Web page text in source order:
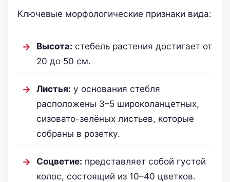
Ключевые морфологические признаки вида:
Высота: стебель растения достигает от
20 до 50 см.
Листья: у основания стебля
расположены 3–5 широколанцетных,
сизовато-зелёных листьев, которые
собраны в розетку.
Соцветие: представляет собой густой
колос, состоящий из 10–40 цветков.